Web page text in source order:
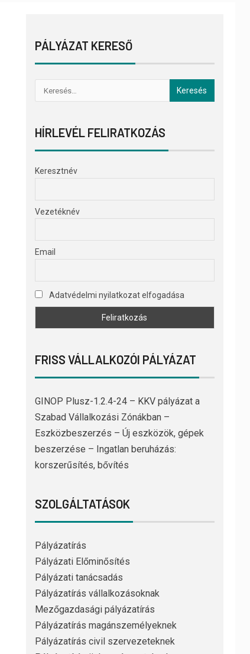
PÁLYÁZAT KERESŐ
HÍRLEVÉL FELIRATKOZÁS
Keresztnév
Vezetéknév
Email
Adatvédelmi nyilatkozat elfogadása
FRISS VÁLLALKOZÓI PÁLYÁZAT
GINOP Plusz-1.2.4-24 – KKV pályázat a
Szabad Vállalkozási Zónákban –
Eszközbeszerzés – Új eszközök, gépek
beszerzése – Ingatlan beruházás:
korszerűsítés, bővítés
SZOLGÁLTATÁSOK
Pályázatírás
Pályázati Előminősítés
Pályázati tanácsadás
Pályázatírás vállalkozásoknak
Mezőgazdasági pályázatírás
Pályázatírás magánszemélyeknek
Pályázatírás civil szervezeteknek